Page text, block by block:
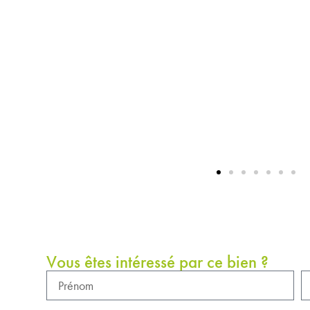
Vous êtes intéressé par ce bien ?